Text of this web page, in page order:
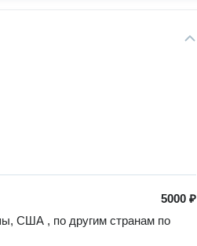
5000 ₽
США , по другим странам по